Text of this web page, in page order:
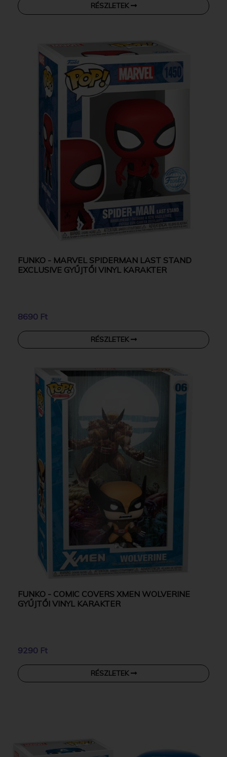
RÉSZLETEK
FUNKO - MARVEL SPIDERMAN LAST STAND
EXCLUSIVE GYŰJTŐI VINYL KARAKTER
8690 Ft
RÉSZLETEK
FUNKO - COMIC COVERS XMEN WOLVERINE
GYŰJTŐI VINYL KARAKTER
9290 Ft
RÉSZLETEK